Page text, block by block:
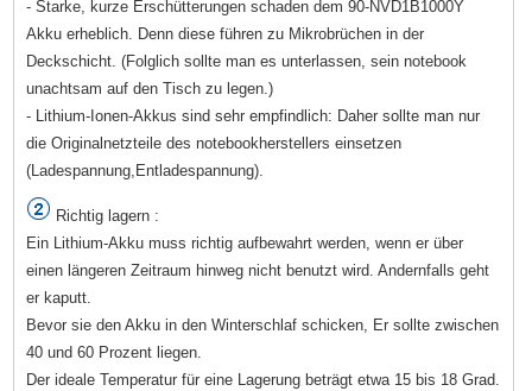
- Starke, kurze Erschütterungen schaden dem 90-NVD1B1000Y
Akku erheblich. Denn diese führen zu Mikrobrüchen in der
Deckschicht. (Folglich sollte man es unterlassen, sein notebook
unachtsam auf den Tisch zu legen.)
- Lithium-Ionen-Akkus sind sehr empfindlich: Daher sollte man nur
die Originalnetzteile des notebookherstellers einsetzen
(Ladespannung,Entladespannung).
Richtig lagern :
Ein Lithium-Akku muss richtig aufbewahrt werden, wenn er über
einen längeren Zeitraum hinweg nicht benutzt wird. Andernfalls geht
er kaputt.
Bevor sie den Akku in den Winterschlaf schicken, Er sollte zwischen
40 und 60 Prozent liegen.
Der ideale Temperatur für eine Lagerung beträgt etwa 15 bis 18 Grad.